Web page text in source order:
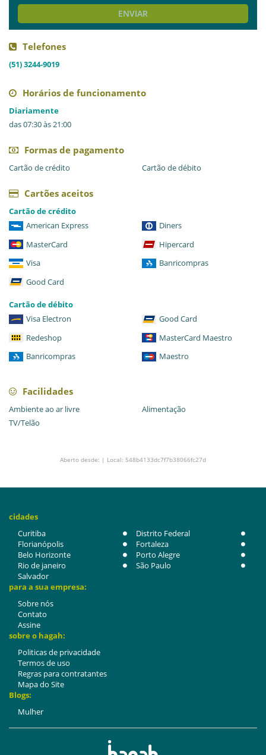
ENVIAR
Telefones
(51) 3244-9019
Horários de funcionamento
Diariamente
das 07:30 às 21:00
Formas de pagamento
Cartão de crédito Cartão de débito
Cartões aceitos
Cartão de crédito
American Express
Diners
MasterCard
Hipercard
Visa
Banricompras
Good Card
Cartão de débito
Visa Electron
Good Card
Redeshop
MasterCard Maestro
Banricompras
Maestro
Facilidades
Ambiente ao ar livre
Alimentação
TV/Telão
Aberto desde: | Local: 548b4133dc7f7b38066fc27d
cidades
Curitiba
Distrito Federal
Florianópolis
Fortaleza
Belo Horizonte
Porto Alegre
Rio de janeiro
São Paulo
Salvador
para a sua empresa:
Sobre nós
Contato
Assine
sobre o hagah:
Politicas de privacidade
Termos de uso
Regras para contratantes
Mapa do Site
Blogs:
Mulher